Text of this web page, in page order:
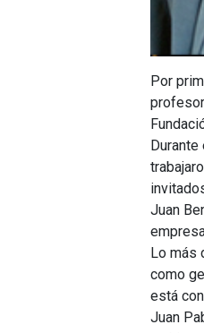
Por
Juan
Lo más
como
está
Juan